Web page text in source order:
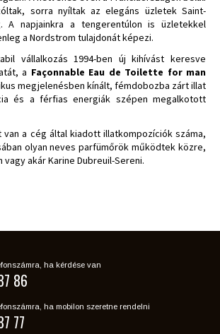
sorra nyíltak az elegáns üzletek Saint-
A napjainkra a tengerentúlon is üzletekkel
a Nordstrom tulajdonát képezi.
vállalkozás 1994-ben új kihívást keresve
a Façonnable Eau de Toilette for man
megjelenésben kínált, fémdobozba zárt illat
és a férfias energiák szépen megalkotott
a cég által kiadott illatkompozíciók száma,
olyan neves parfümőrök működtek közre,
vagy akár Karine Dubreuil-Sereni.
ha kérdése van
86
ha mobilon szeretne rendelni
77